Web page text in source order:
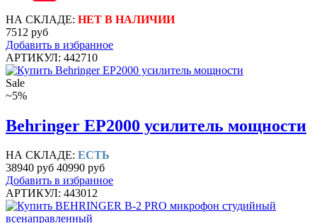
НА СКЛАДЕ: НЕТ В НАЛИЧИИ
7512 руб
Добавить в избранное
АРТИКУЛ: 442710
Sale
~5%
Behringer EP2000 усилитель мощности
НА СКЛАДЕ: ЕСТЬ
38940 руб 40990 руб
Добавить в избранное
АРТИКУЛ: 443012